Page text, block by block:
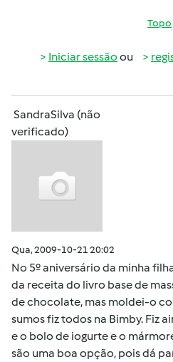
Topo
Iniciar sessão ou
SandraSilva (não
verificado)
Qua, 2009-10-21 20:02
No 5º aniversário da minha
da receita do livro base de
de chocolate, mas moldei-o
sumos fiz todos na Bimby. Fiz
e o bolo de iogurte e o
são uma boa opção, pois dá